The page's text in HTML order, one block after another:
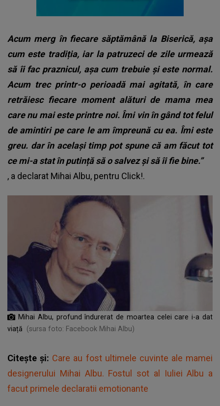
Acum merg în fiecare săptămână la Biserică, așa
cum este tradiția, iar la patruzeci de zile urmează
să îi fac praznicul, așa cum trebuie și este normal.
Acum trec printr-o perioadă mai agitată, în care
retrăiesc fiecare moment alături de mama mea
care nu mai este printre noi. Îmi vin în gând tot felul
de amintiri pe care le am împreună cu ea. Îmi este
greu. dar în același timp pot spune că am făcut tot
ce mi-a stat în putință să o salvez și să îi fie bine.”
, a declarat Mihai Albu, pentru Click!.
Mihai Albu, profund îndurerat de moartea celei care i-a dat
viață
(sursa foto: Facebook Mihai Albu)
Citește și: Care au fost ultimele cuvinte ale mamei
designerului Mihai Albu. Fostul sot al Iuliei Albu a
facut primele declaratii emotionante